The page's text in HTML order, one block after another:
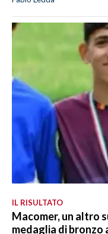
IL RISULTATO
Macomer, un altro
medaglia di bronzo